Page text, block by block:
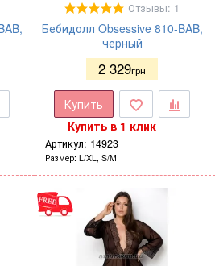
Отзывы: 1
Бебидолл Obsessive 810-BAB,
черный
2 329грн
Купить
Купить в 1 клик
Артикул: 14923
Размер L/XL, S/M